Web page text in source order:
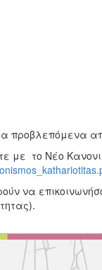
προβλεπόμενα
με το Νέο
να